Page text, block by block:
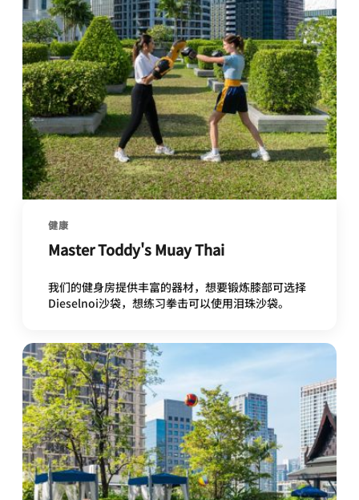
健康
Master Toddy's Muay Thai
我们的健身房提供丰富的器材，想要锻炼膝部可选择
Dieselnoi沙袋，想练习拳击可以使用泪珠沙袋。